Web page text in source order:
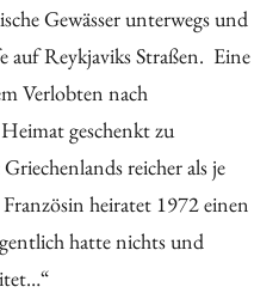
Gewässer unterwegs und
auf Reykjaviks Straßen. Eine
Verlobten nach
geschenkt zu
reicher als je
heiratet 1972 einen
hatte nichts und